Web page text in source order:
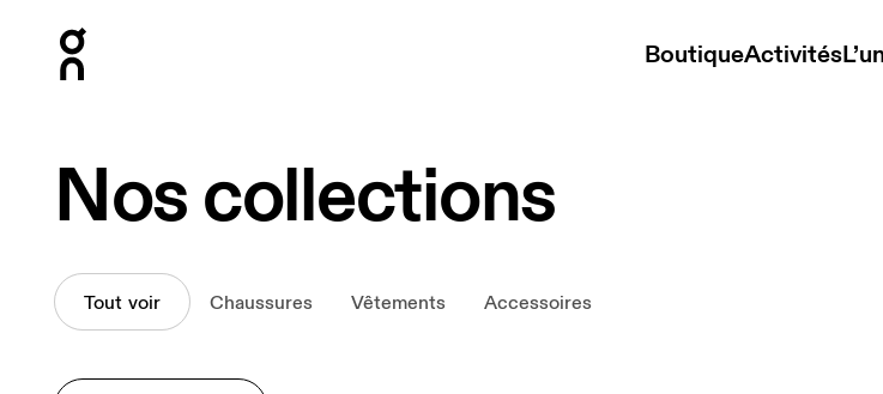
BoutiqueActivités
Nos collections
Tout voir Chaussures Vêtements Accessoires